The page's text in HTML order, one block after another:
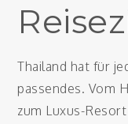
Thailand hat für
passendes. Vom
zum Luxus-